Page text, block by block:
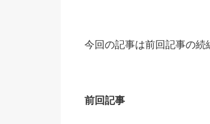
今回の記事は前回記事の続
前回記事